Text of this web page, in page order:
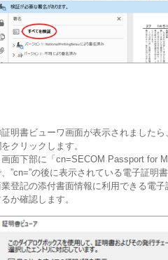
明書ビューワ画面が表示されましたら
クリックします。
面下部に「cn=SECOM Passport for
”cn=”の後に表示されている電子証明
登記の添付書面情報に利用できる電
か確認します。